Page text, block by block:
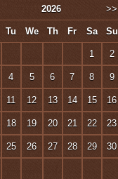
2026 >>
Tu We Th Fr Sa Su
1 2
4 5 6 7 8 9
11 12 13 14 15 16
18 19 20 21 22 23
25 26 27 28 29 30